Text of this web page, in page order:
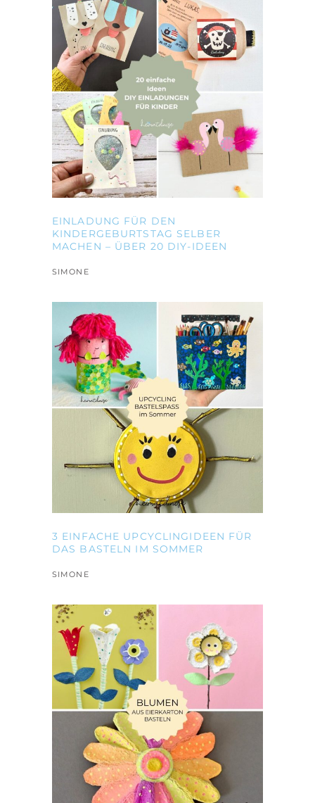
EINLADUNG FÜR DEN
KINDERGEBURTSTAG SELBER
MACHEN – ÜBER 20 DIY-IDEEN
SIMONE
3 EINFACHE UPCYCLINGIDEEN FÜR
DAS BASTELN IM SOMMER
SIMONE